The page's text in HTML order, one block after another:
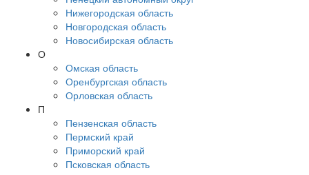
Нижегородская область
Новгородская область
Новосибирская область
О
Омская область
Оренбургская область
Орловская область
П
Пензенская область
Пермский край
Приморский край
Псковская область